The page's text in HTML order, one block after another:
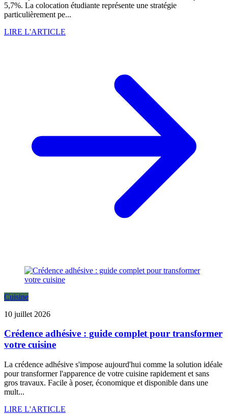
5,7%. La colocation étudiante représente une stratégie
particulièrement pe...
LIRE L'ARTICLE
Cuisine
10 juillet 2026
Crédence adhésive : guide complet pour transformer
votre cuisine
La crédence adhésive s'impose aujourd'hui comme la solution idéale
pour transformer l'apparence de votre cuisine rapidement et sans
gros travaux. Facile à poser, économique et disponible dans une
mult...
LIRE L'ARTICLE